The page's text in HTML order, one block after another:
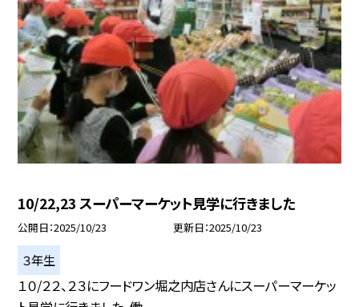
10/22,23 スーパーマーケット見学に行きました
公開日 2025/10/23 更新日 2025/10/23
３年生
１０/２２、２３にフードワン堀之内店さんにスーパーマーケッ